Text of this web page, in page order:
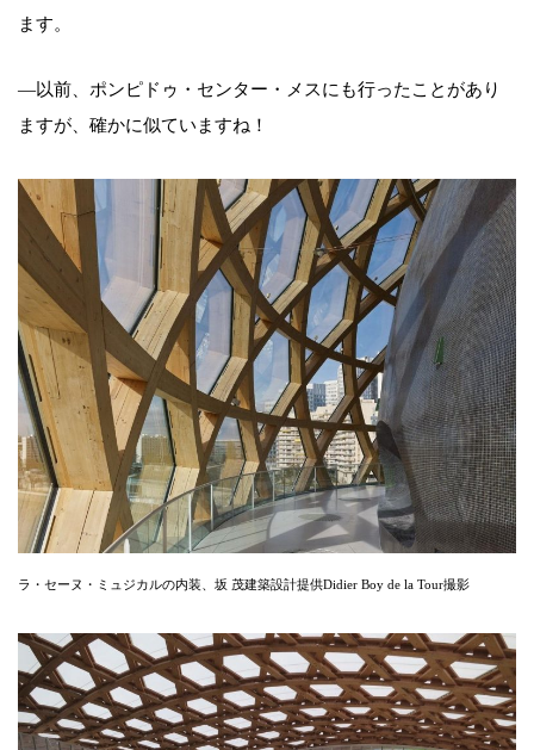
ます。
—以前、ポンピドゥ・センター・メスにも行ったことがあり
ますが、確かに似ていますね！
ラ・セーヌ・ミュジカルの内装、坂 茂建築設計提供Didier Boy de la Tour撮影